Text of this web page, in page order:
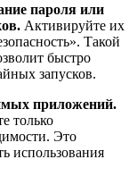
пароля или
Активируйте их
Такой
быстро
запусков.
приложений.
только
Это
использования